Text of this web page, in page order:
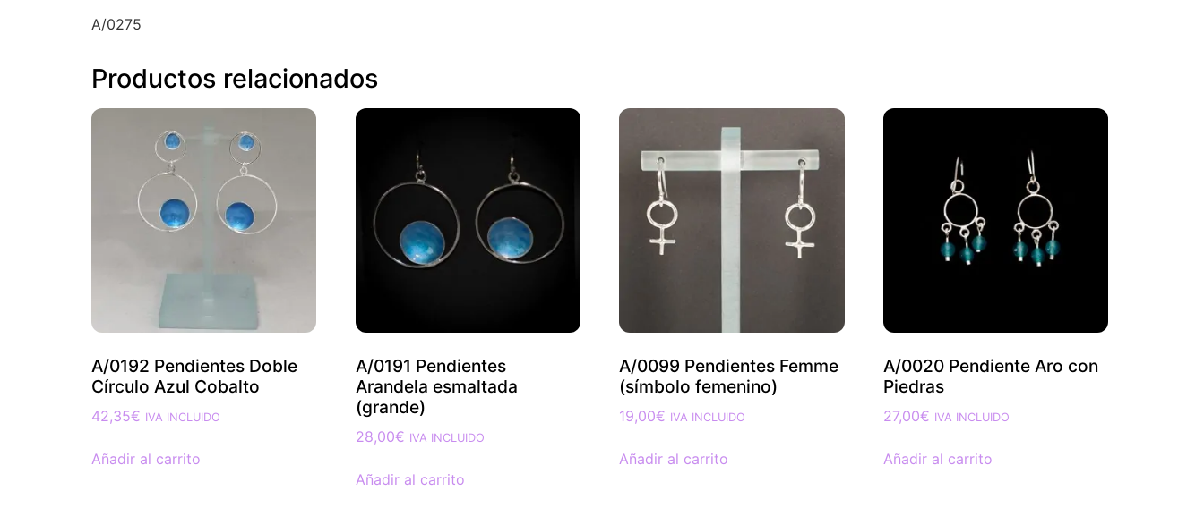
A/0275
Productos relacionados
A/0192 Pendientes Doble
Círculo Azul Cobalto
42,35€ IVA INCLUIDO
Añadir al carrito
A/0191 Pendientes
Arandela esmaltada
(grande)
28,00€ IVA INCLUIDO
Añadir al carrito
A/0099 Pendientes Femme
(símbolo femenino)
19,00€ IVA INCLUIDO
Añadir al carrito
A/0020 Pendiente Aro con
Piedras
27,00€ IVA INCLUIDO
Añadir al carrito